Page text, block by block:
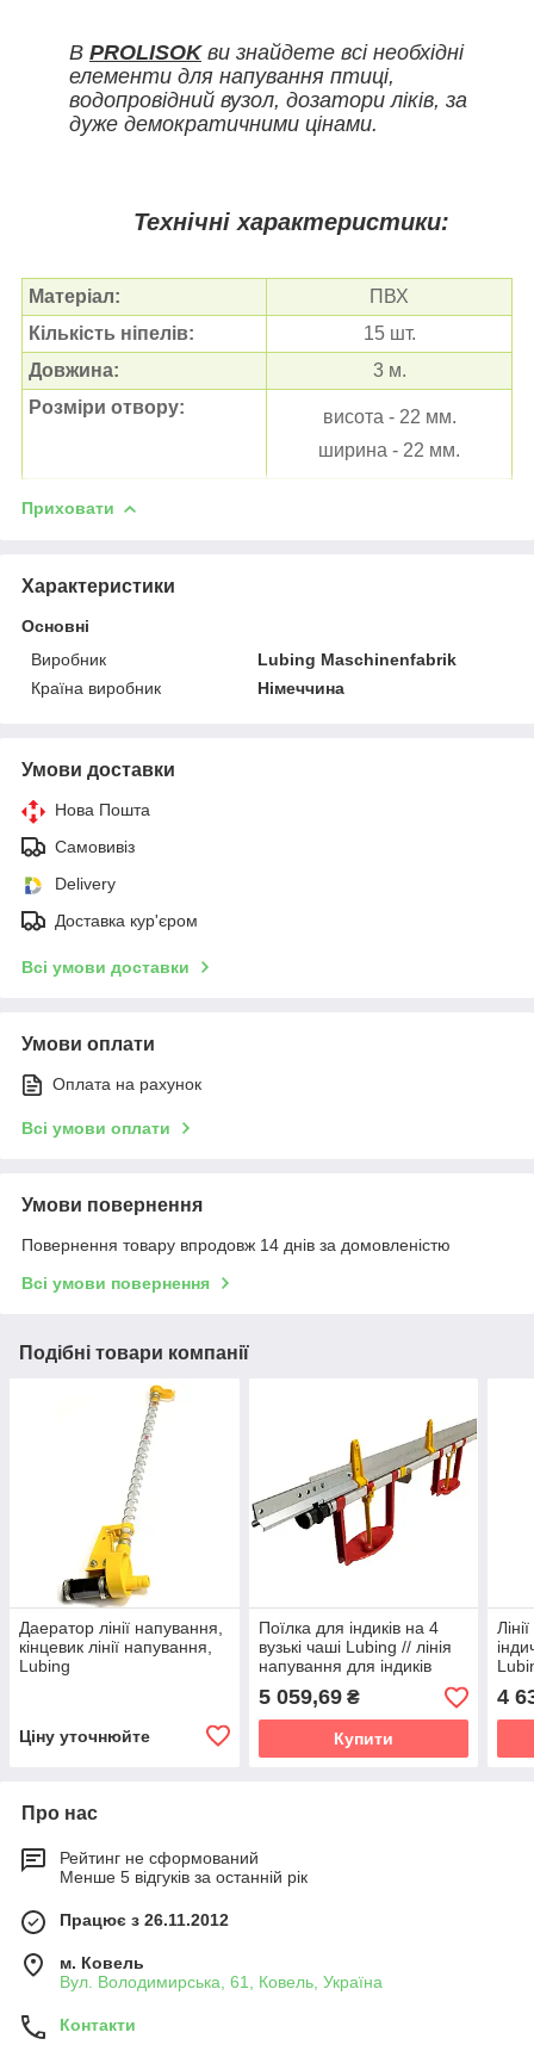
В PROLISOKви знайдете всі необхідні
елементи для напування птиці,
водопровідний вузол, дозатори ліків, за
дуже демократичними цінами.
Технічні характеристики:
Матеріал:
ПВХ
Кількість ніпелів:
15 шт.
Довжина:
3 м.
Розміри отвору:
висота - 22 мм.
ширина - 22 мм.
Приховати
Характеристики
Основні
Виробник
Lubing Maschinenfabrik
Країна виробник
Німеччина
Умови доставки
Нова Пошта
Самовивіз
Delivery
Доставка кур'єром
Всі умови доставки
Умови оплати
Оплата на рахунок
Всі умови оплати
Умови повернення
Повернення товару впродовж 14 днів за домовленістю
Всі умови повернення
Подібні товари компанії
Даератор лінії напування,
кінцевик лінії напування,
Lubing
Ціну уточнюйте
Поїлка для індиків на 4
вузькі чаші Lubing // лінія
напування для індиків
5 059,69₴
Купити
4
Про нас
Рейтинг не сформований
Менше 5 відгуків за останній рік
Працює з 26.11.2012
м. Ковель
Вул. Володимирська, 61, Ковель, Україна
Контакти